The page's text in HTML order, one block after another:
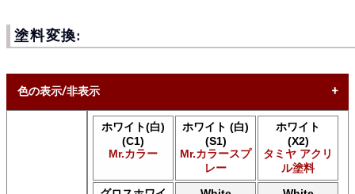
塗料変換:
色の表示/非表示
* ボックスをオン/オフにして、同等の色を見つけやすくしま
ホワイト(白)
(C1)
Mr.カラー
ホワイト (白)
(S1)
Mr.カラースプ
レー
ホワイト
(X2)
タミヤ アクリ
ル塗料